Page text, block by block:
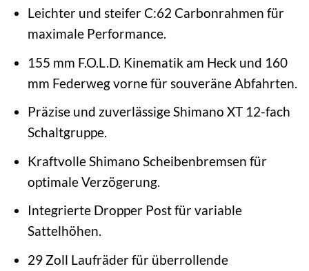
Leichter und steifer C:62 Carbonrahmen für
maximale Performance.
155 mm F.O.L.D. Kinematik am Heck und 160
mm Federweg vorne für souveräne Abfahrten.
Präzise und zuverlässige Shimano XT 12-fach
Schaltgruppe.
Kraftvolle Shimano Scheibenbremsen für
optimale Verzögerung.
Integrierte Dropper Post für variable
Sattelhöhen.
29 Zoll Laufräder für überrollende